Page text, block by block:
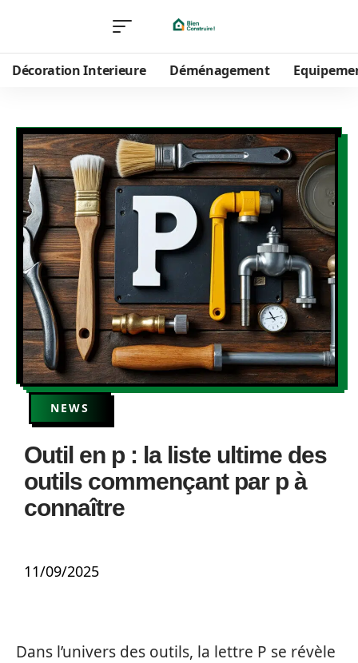
Décoration Interieure Déménagement
NEWS
Outil en p : la liste ultime des
outils commençant par p à
connaître
11/09/2025
Dans l’univers des outils, la lettre P se révèle